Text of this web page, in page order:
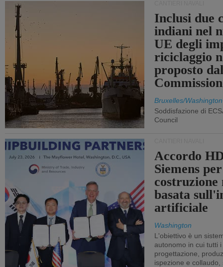
Inclusi due
indiani nel
UE degli
riciclaggio
proposto
Bruxelles/Washington
Soddisfazione di
Council
Accordo
Siemens
costruzione
basata
artificiale
Washington
L'obiettivo è un
autonomo in cui tutti
progettazione,
ispezione e collaudo,